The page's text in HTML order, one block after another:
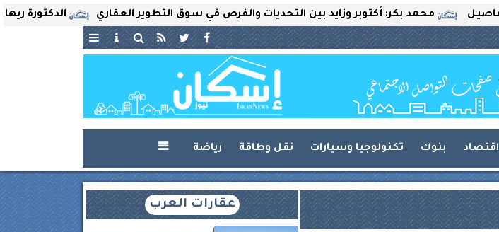
الدكتورة ريهام محمد بكر: أكتوبر وزايد بين التحديات والفرص في سوق التطوير العقاري
اقتصاد بنوك تكنولوجيا وسيارات نقل وطاقة رياضة 
عقارات العرب